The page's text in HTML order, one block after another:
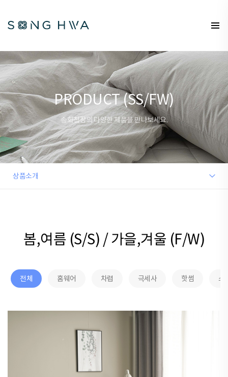
PRODUCT (SS/FW)
송화침장의 다양한 제품을 만나보세요.
상품소개
봄,여름 (S/S) / 가을,겨울 (F/W)
전체 홈웨어 차렵 극세사 핫썸 스